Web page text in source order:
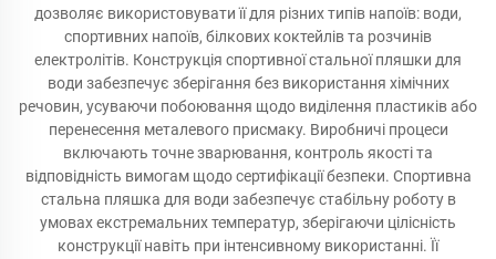
дозволяє використовувати її для різних типів напоїв: води,
спортивних напоїв, білкових коктейлів та розчинів
електролітів. Конструкція спортивної стальної пляшки для
води забезпечує зберігання без використання хімічних
речовин, усуваючи побоювання щодо виділення пластиків або
перенесення металевого присмаку. Виробничі процеси
включають точне зварювання, контроль якості та
відповідність вимогам щодо сертифікації безпеки. Спортивна
стальна пляшка для води забезпечує стабільну роботу в
умовах екстремальних температур, зберігаючи цілісність
конструкції навіть при інтенсивному використанні. Її